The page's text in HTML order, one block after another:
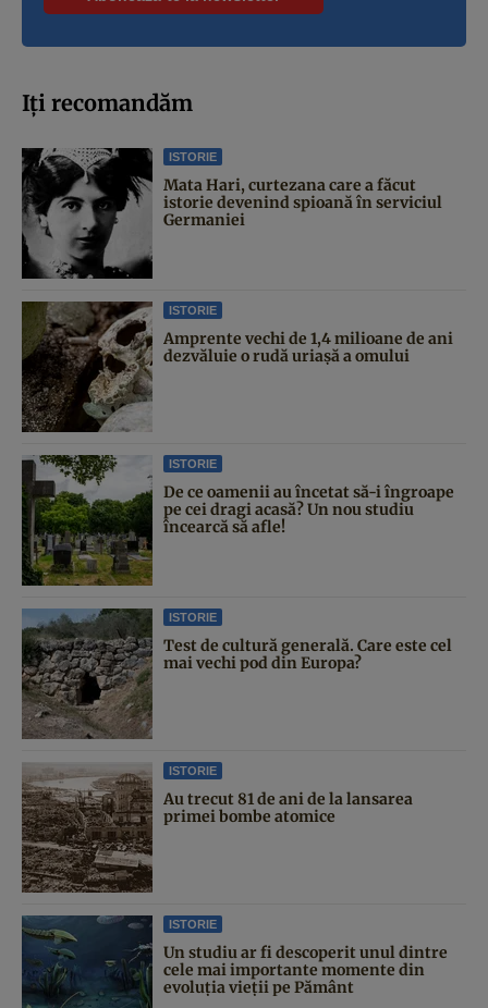
Iți recomandăm
ISTORIE
Mata Hari, curtezana care a făcut
istorie devenind spioană în serviciul
Germaniei
ISTORIE
Amprente vechi de 1,4 milioane de ani
dezvăluie o rudă uriașă a omului
ISTORIE
De ce oamenii au încetat să-i îngroape
pe cei dragi acasă? Un nou studiu
încearcă să afle!
ISTORIE
Test de cultură generală. Care este cel
mai vechi pod din Europa?
ISTORIE
Au trecut 81 de ani de la lansarea
primei bombe atomice
ISTORIE
Un studiu ar fi descoperit unul dintre
cele mai importante momente din
evoluția vieții pe Pământ